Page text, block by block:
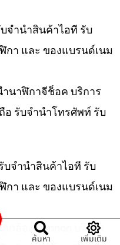
จำนำสินค้าไอที รับ
า และ ของแบรนด์เนม
นาฬิกาจีช็อค บริการ
รับจำนำโทรศัพท์ รับ
บจำนำสินค้าไอที รับ
า และ ของแบรนด์เนม
กล้อง Cannon บริการ
ค้นหา เพิ่มเติม